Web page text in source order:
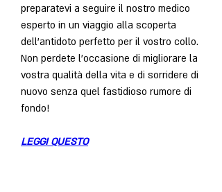
preparatevi a seguire il nostro medico
esperto in un viaggio alla scoperta
dell'antidoto perfetto per il vostro collo.
Non perdete l'occasione di migliorare la
vostra qualità della vita e di sorridere di
nuovo senza quel fastidioso rumore di
fondo!
LEGGI QUESTO